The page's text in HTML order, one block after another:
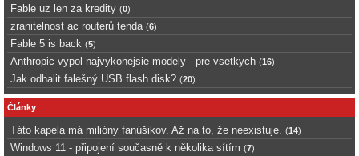
Fable uz len za kredity (0)
zranitelnost ac routerů tenda (6)
Fable 5 is back (5)
Anthropic vypol najvykonejsie modely - pre vsetkych (16)
Jak odhalit falešný USB flash disk? (20)
Články
Táto kapela má milióny fanúšikov. Až na to, že neexistuje. (14)
Windows 11 - připojení současně k několika sítím (7)